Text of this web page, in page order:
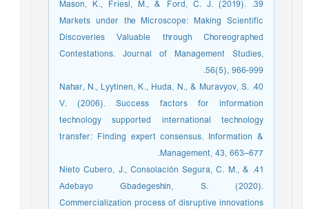
39. Mason, K., Friesl, M., & Ford, C. J. (2019).
Markets under the Microscope: Making Scientific
Discoveries Valuable through Choreographed
Contestations. Journal of Management Studies,
56(5), 966-999.
40. Nahar, N., Lyytinen, K., Huda, N., & Muravyov, S.
V. (2006). Success factors for information
technology supported international technology
transfer: Finding expert consensus. Information &
Management, 43, 663–677.
41. Nieto Cubero, J., Consolación Segura, C. M., &
Adebayo Gbadegeshin, S. (2020).
Commercialization process of disruptive innovations